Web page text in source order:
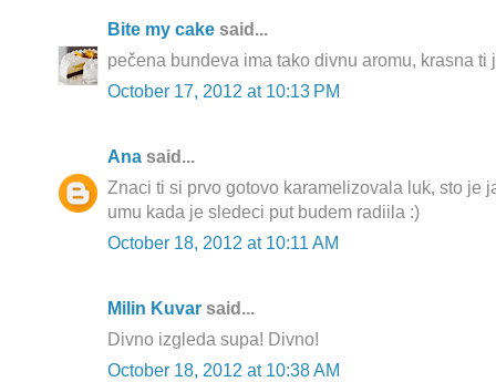
Bite my cake said...
pečena bundeva ima tako divnu aromu, krasna ti
October 17, 2012 at 10:13 PM
Ana said...
Znaci ti si prvo gotovo karamelizovala luk, sto je
umu kada je sledeci put budem radiila :)
October 18, 2012 at 10:11 AM
Milin Kuvar said...
Divno izgleda supa! Divno!
October 18, 2012 at 10:38 AM